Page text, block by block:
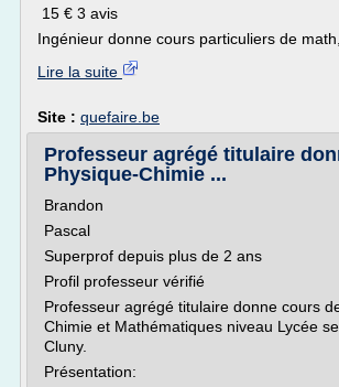
15 € 3 avis
Ingénieur donne cours particuliers de
Lire la suite
Site : quefaire.be
Professeur agrégé titulaire
Physique-Chimie ...
Brandon
Pascal
Superprof depuis plus de 2 ans
Profil professeur vérifié
Professeur agrégé titulaire donne cours
Chimie et Mathématiques niveau Lycée
Cluny.
Présentation: